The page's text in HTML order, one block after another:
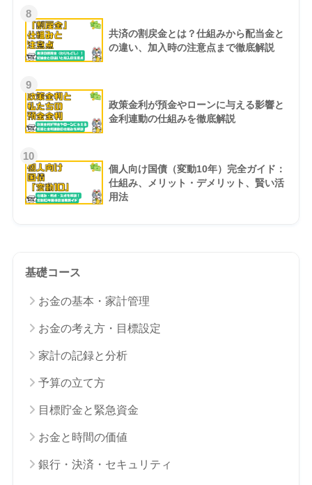
8
共済の割戻金とは？仕組みから配当金と
の違い、加入時の注意点まで徹底解説
9
政策金利が預金やローンに与える影響と
金利連動の仕組みを徹底解説
10
個人向け国債（変動10年）完全ガイド：
仕組み、メリット・デメリット、賢い活
用法
基礎コース
お金の基本・家計管理
お金の考え方・目標設定
家計の記録と分析
予算の立て方
目標貯金と緊急資金
お金と時間の価値
銀行・決済・セキュリティ